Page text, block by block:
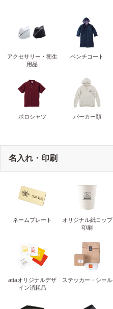
アクセサリー・衛生
用品
ベンチコート
ポロシャツ パーカー類
名入れ・印刷
ネームプレート
オリジナル紙コップ
印刷
attaオリジナルデザ
イン消耗品
ステッカー・シール